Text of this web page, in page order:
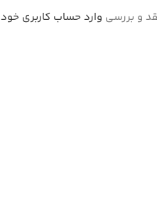
و بررسی وارد حساب کاربری خود